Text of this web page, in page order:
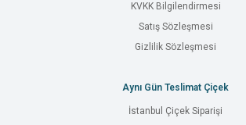
KVKK Bilgilendirmesi
Satış Sözleşmesi
Gizlilik Sözleşmesi
Aynı Gün Teslimat Çiçek
İstanbul Çiçek Siparişi